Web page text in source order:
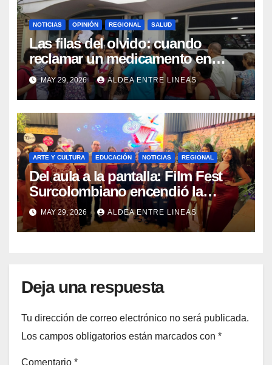
NOTICIAS OPINIÓN REGIONAL SALUD
Las filas del olvido: cuando
reclamar un medicamento en
Pitalito se convierte en una
odisea
MAY 29, 2026 ALDEA ENTRE LINEAS
ARTE Y CULTURA EDUCACIÓN NOTICIAS REGIONAL
Del aula a la pantalla: Film Fest
Surcolombiano encendió la
creatividad audiovisual en Pitalito
MAY 29, 2026 ALDEA ENTRE LINEAS
Deja una respuesta
Tu dirección de correo electrónico no será publicada.
Los campos obligatorios están marcados con *
Comentario *